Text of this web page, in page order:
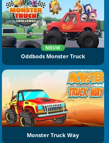
NIEUW
Oddbods Monster Truck
Monster Truck Way